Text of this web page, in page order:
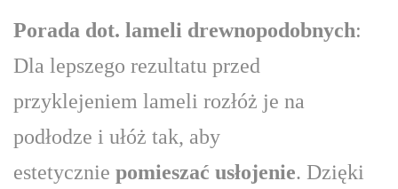
Porada dot. lameli drewnopodobnych:
Dla lepszego rezultatu przed
przyklejeniem lameli rozłóż je na
podłodze i ułóż tak, aby
estetycznie pomieszać usłojenie. Dzięki